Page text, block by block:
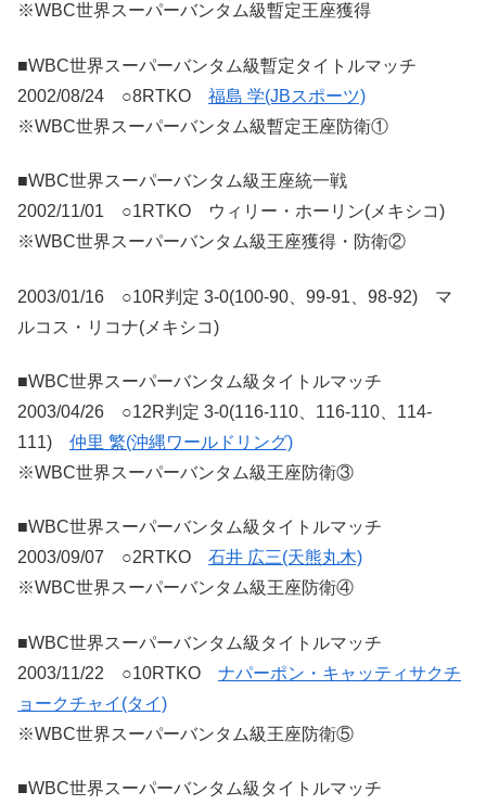
※WBC世界スーパーバンタム級暫定王座獲得
■WBC世界スーパーバンタム級暫定タイトルマッチ
2002/08/24 ○8RTKO 福島 学(JBスポーツ)
※WBC世界スーパーバンタム級暫定王座防衛①
■WBC世界スーパーバンタム級王座統一戦
2002/11/01 ○1RTKO ウィリー・ホーリン(メキシコ)
※WBC世界スーパーバンタム級王座獲得・防衛②
2003/01/16 ○10R判定 3-0(100-90、99-91、98-92) マ
ルコス・リコナ(メキシコ)
■WBC世界スーパーバンタム級タイトルマッチ
2003/04/26 ○12R判定 3-0(116-110、116-110、114-
111) 仲里 繁(沖縄ワールドリング)
※WBC世界スーパーバンタム級王座防衛③
■WBC世界スーパーバンタム級タイトルマッチ
2003/09/07 ○2RTKO 石井 広三(天熊丸木)
※WBC世界スーパーバンタム級王座防衛④
■WBC世界スーパーバンタム級タイトルマッチ
2003/11/22 ○10RTKO ナパーポン・キャッティサクチ
ョークチャイ(タイ)
※WBC世界スーパーバンタム級王座防衛⑤
■WBC世界スーパーバンタム級タイトルマッチ